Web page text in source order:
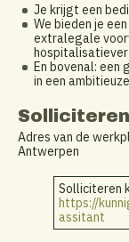
Je krijgt een
We bieden je
extralegale
En bovenal: een
in een
Solliciteren
Adres van de
Antwerpen
Solliciteren
https://
assitant